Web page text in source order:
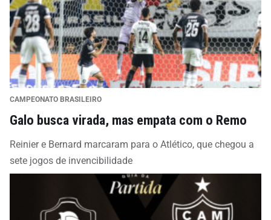
CAMPEONATO BRASILEIRO
Galo busca virada, mas empata com o Remo
Reinier e Bernard marcaram para o Atlético, que chegou a
sete jogos de invencibilidade